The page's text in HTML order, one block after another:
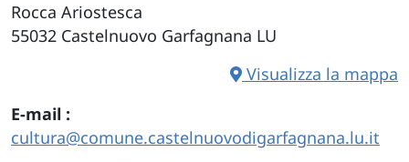
Rocca Ariostesca
55032 Castelnuovo Garfagnana LU
Visualizza la mappa
E-mail
cultura@comune.castelnuovodigarfagnana.lu.it